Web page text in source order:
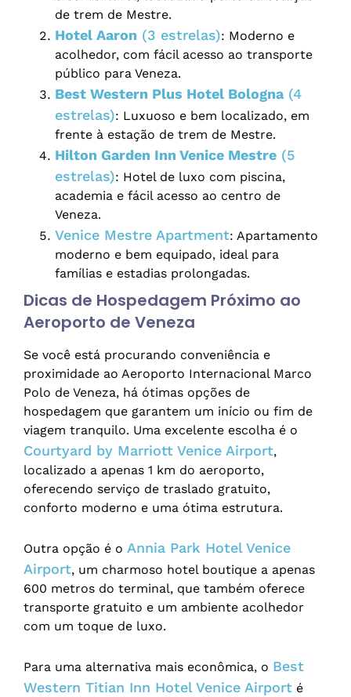
de trem de Mestre.
Hotel Aaron (3 estrelas): Moderno e
acolhedor, com fácil acesso ao transporte
público para Veneza.
Best Western Plus Hotel Bologna(4
estrelas): Luxuoso e bem localizado, em
frente à estação de trem de Mestre.
Hilton Garden Inn Venice Mestre (5
estrelas): Hotel de luxo com piscina,
academia e fácil acesso ao centro de
Veneza.
Venice Mestre Apartment: Apartamento
moderno e bem equipado, ideal para
famílias e estadias prolongadas.
Dicas de Hospedagem Próximo ao
Aeroporto de Veneza
Se você está procurando conveniência e
proximidade ao Aeroporto Internacional Marco
Polo de Veneza, há ótimas opções de
hospedagem que garantem um início ou fim de
viagem tranquilo. Uma excelente escolha é o
Courtyard by Marriott Venice Airport,
localizado a apenas 1 km do aeroporto,
oferecendo serviço de traslado gratuito,
conforto moderno e uma ótima estrutura.
Outra opção é o Annia Park Hotel Venice
Airport, um charmoso hotel boutique a apenas
600 metros do terminal, que também oferece
transporte gratuito e um ambiente acolhedor
com um toque de luxo.
Para uma alternativa mais econômica, o Best
Western Titian Inn Hotel Venice Airport é